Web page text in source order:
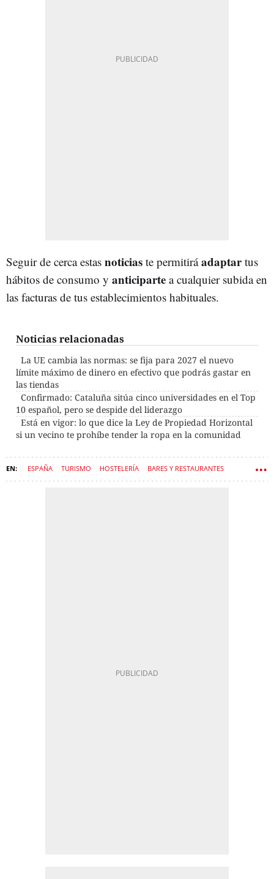
Seguir de cerca estas noticias te permitiráadaptartus
hábitos de consumo y anticiparte a cualquier subida en
las facturas de tus establecimientos habituales.
Noticias relacionadas
La UE cambia las normas: se fija para 2027 el nuevo
límite máximo de dinero en efectivo que podrás gastar en
las tiendas
Confirmado: Cataluña sitúa cinco universidades en el Top
10 español, pero se despide del liderazgo
Está en vigor: lo que dice la Ley de Propiedad Horizontal
si un vecino te prohíbe tender la ropa en la comunidad
ESPAÑA TURISMO HOSTELERÍA BARES Y RESTAURANTES